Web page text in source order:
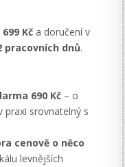
Kč a doručení v
pracovních dnů.
690 Kč – o
praxi srovnatelný s
cenově o něco
levnějších